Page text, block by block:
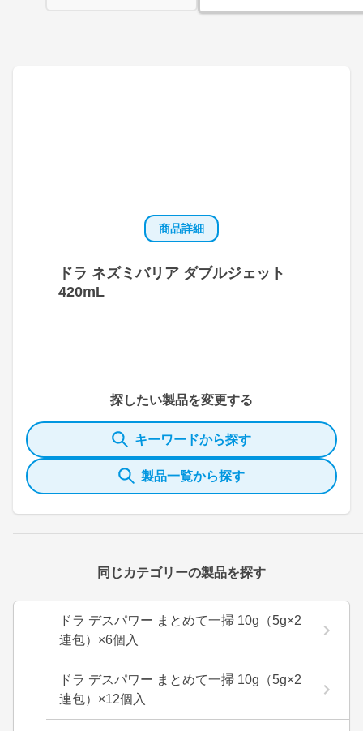
商品詳細
ドラ ネズミバリア ダブルジェット
420mL
探したい製品を変更する
キーワードから探す
製品一覧から探す
同じカテゴリーの製品を探す
ドラ デスパワー まとめて一掃 10g（5g×2
連包）×6個入
ドラ デスパワー まとめて一掃 10g（5g×2
連包）×12個入